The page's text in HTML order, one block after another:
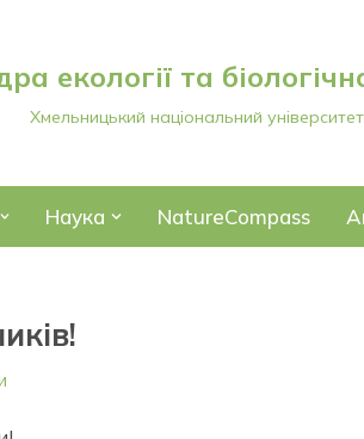
екології та
Хмельницький національний університет
Наука NatureCompass